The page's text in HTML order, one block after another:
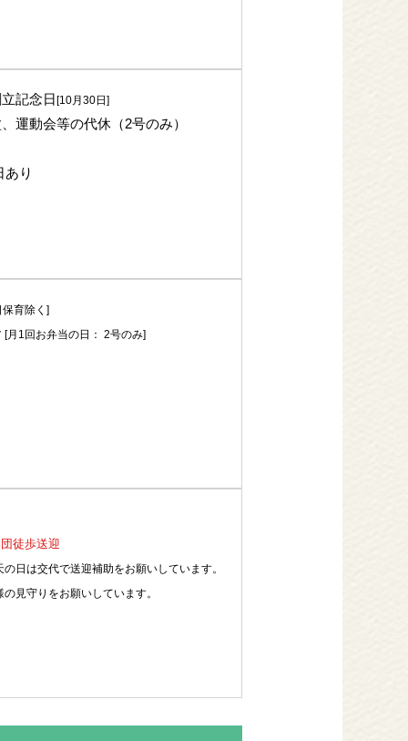
記念日 [10月30日]
運動会等の代休（2号のみ）
あり
保育除く]
[月1回お弁当の日： 2号のみ]
徒歩送迎
日は交代で送迎補助をお願いしています。
見守りをお願いしています。